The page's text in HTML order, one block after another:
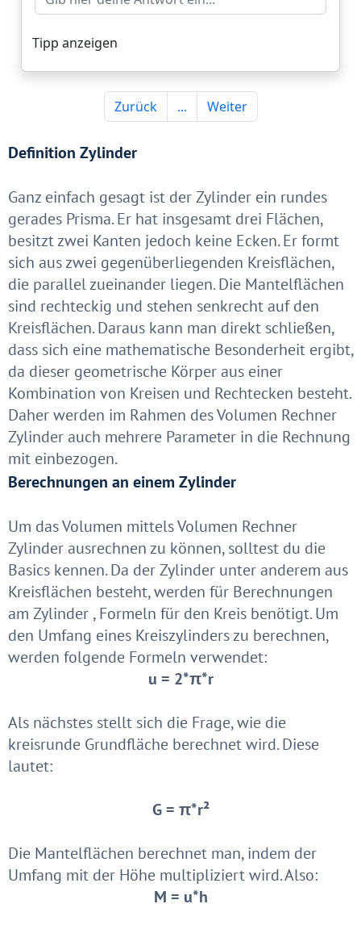
Definition Zylinder
Ganz einfach gesagt ist der Zylinder ein rundes
gerades Prisma. Er hat insgesamt drei Flächen,
besitzt zwei Kanten jedoch keine Ecken. Er formt
sich aus zwei gegenüberliegenden Kreisflächen,
die parallel zueinander liegen. Die Mantelflächen
sind rechteckig und stehen senkrecht auf den
Kreisflächen. Daraus kann man direkt schließen,
dass sich eine mathematische Besonderheit ergibt,
da dieser geometrische Körper aus einer
Kombination von Kreisen und Rechtecken besteht.
Daher werden im Rahmen des Volumen Rechner
Zylinder auch mehrere Parameter in die Rechnung
mit einbezogen.
Berechnungen an einem Zylinder
Um das Volumen mittels Volumen Rechner
Zylinder ausrechnen zu können, solltest du die
Basics kennen. Da der Zylinder unter anderem aus
Kreisflächen besteht, werden für Berechnungen
am Zylinder , Formeln für den Kreis benötigt. Um
den Umfang eines Kreiszylinders zu berechnen,
werden folgende Formeln verwendet:
u = 2*π*r
Als nächstes stellt sich die Frage, wie die
kreisrunde Grundfläche berechnet wird. Diese
lautet:
G = π*r²
Die Mantelflächen berechnet man, indem der
Umfang mit der Höhe multipliziert wird. Also:
M = u*h